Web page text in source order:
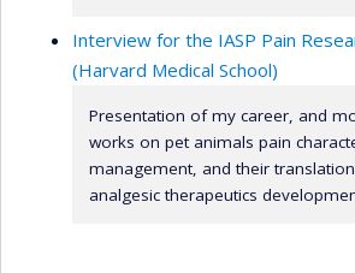
Interview for the IASP Pain
(Harvard Medical School)
Presentation of my career, and
works on pet animals pain
management, and their
analgesic therapeutics